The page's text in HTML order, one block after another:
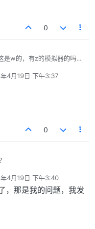
0
w的，有z的模拟器的吗，
4月19日 下午3:37
0
4月19日 下午3:40
，那是我的问题，我发